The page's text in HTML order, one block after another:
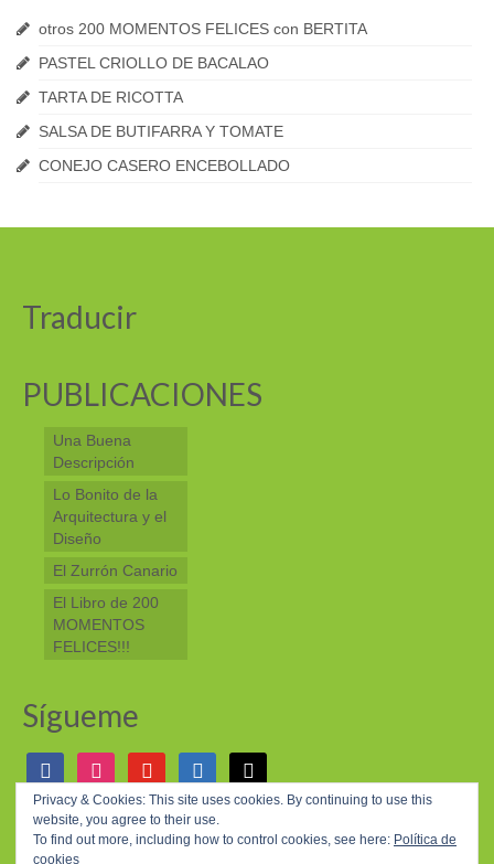
otros 200 MOMENTOS FELICES con BERTITA
PASTEL CRIOLLO DE BACALAO
TARTA DE RICOTTA
SALSA DE BUTIFARRA Y TOMATE
CONEJO CASERO ENCEBOLLADO
Privacy & Cookies: This site uses cookies. By continuing to use this
website, you agree to their use.
To find out more, including how to control cookies, see here: Política de
cookies
Traducir
PUBLICACIONES
Una Buena
Descripción
Lo Bonito de la
Arquitectura y el
Diseño
El Zurrón Canario
El Libro de 200
MOMENTOS
FELICES!!!
Sígueme
facebook instagramyoutube linkedin mail
© 2026 200 MOMENTOS FELICES - WordPress Theme by Kadence WP